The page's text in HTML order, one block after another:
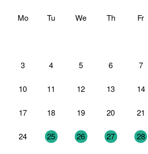
Mo Tu We Th Fr
3 4 5 6 7
10 11 12 13 14
17 18 19 20 21
24 25 26 27 28